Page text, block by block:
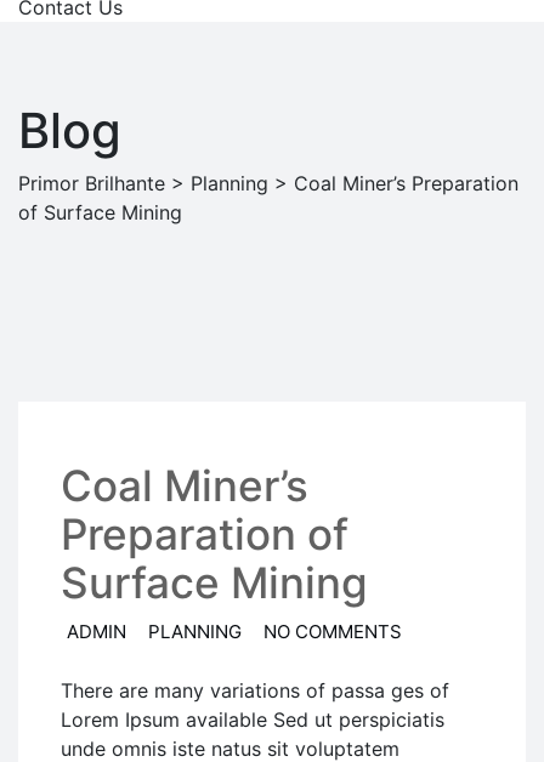
Contact Us
Blog
Primor Brilhante > Planning > Coal Miner’s Preparation
of Surface Mining
Coal Miner’s
Preparation of
Surface Mining
ADMIN PLANNING NO COMMENTS
There are many variations of passa ges of
Lorem Ipsum available Sed ut perspiciatis
unde omnis iste natus sit voluptatem